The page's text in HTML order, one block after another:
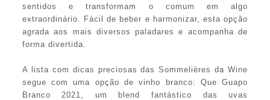
sentidos e transformam o comum em algo
extraordinário. Fácil de beber e harmonizar, esta opção
agrada aos mais diversos paladares e acompanha de
forma divertida.
A lista com dicas preciosas das Sommelières da Wine
segue com uma opção de vinho branco: Que Guapo
Branco 2021, um blend fantástico das uvas